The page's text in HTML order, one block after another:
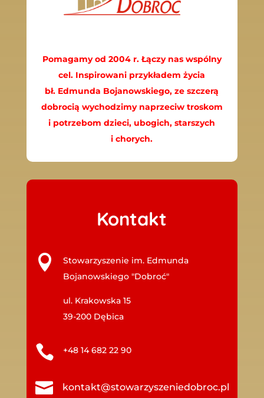
Pomagamy od 2004 r. Łączy nas wspólny
cel. Inspirowani przykładem życia
bł. Edmunda Bojanowskiego, ze szczerą
dobrocią wychodzimy naprzeciw troskom
i potrzebom dzieci, ubogich, starszych
i chorych.
Kontakt

Stowarzyszenie im. Edmunda
Bojanowskiego "Dobroć"
ul. Krakowska 15
39-200 Dębica
 +48 14 682 22 90
 kontakt@stowarzyszeniedobroc.pl